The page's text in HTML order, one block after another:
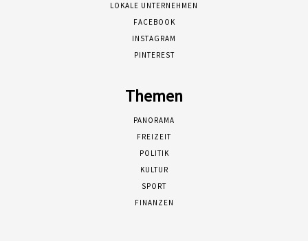
LOKALE UNTERNEHMEN
FACEBOOK
INSTAGRAM
PINTEREST
Themen
PANORAMA
FREIZEIT
POLITIK
KULTUR
SPORT
FINANZEN